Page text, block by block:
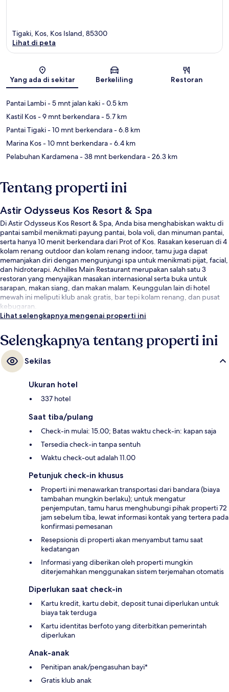
Peta
Tigaki, Kos, Kos Island, 85300
Lihat di peta
Yang ada di sekitar Berkeliling Restoran
Pantai Lambi- 5 mnt jalan kaki- 0.5 km
Kastil Kos- 9 mnt berkendara- 5.7 km
Pantai Tigaki- 10 mnt berkendara- 6.8 km
Marina Kos- 10 mnt berkendara- 6.4 km
Pelabuhan Kardamena- 38 mnt berkendara- 26.3 km
Tentang properti ini
Astir Odysseus Kos Resort & Spa
Di Astir Odysseus Kos Resort & Spa, Anda bisa menghabiskan waktu di
pantai sambil menikmati payung pantai, bola voli, dan minuman pantai,
serta hanya 10 menit berkendara dari Prot of Kos. Rasakan keseruan di 4
kolam renang outdoor dan kolam renang indoor, tamu juga dapat
memanjakan diri dengan mengunjungi spa untuk menikmati pijat, facial,
dan hidroterapi. Achilles Main Restaurant merupakan salah satu 3
restoran yang menyajikan masakan internasional serta buka untuk
sarapan, makan siang, dan makan malam. Keunggulan lain di hotel
mewah ini meliputi klub anak gratis, bar tepi kolam renang, dan pusat
kebugaran.
Lihat selengkapnya mengenai properti ini
Selengkapnya tentang properti ini
Sekilas
Ukuran hotel
337 hotel
Saat tiba/pulang
Check-in mulai: 15.00; Batas waktu check-in: kapan saja
Tersedia check-in tanpa sentuh
Waktu check-out adalah 11.00
Petunjuk check-in khusus
Properti ini menawarkan transportasi dari bandara (biaya
tambahan mungkin berlaku); untuk mengatur
penjemputan, tamu harus menghubungi pihak properti 72
jam sebelum tiba, lewat informasi kontak yang tertera pada
konfirmasi pemesanan
Resepsionis di properti akan menyambut tamu saat
kedatangan
Informasi yang diberikan oleh properti mungkin
diterjemahkan menggunakan sistem terjemahan otomatis
Diperlukan saat check-in
Kartu kredit, kartu debit, deposit tunai diperlukan untuk
biaya tak terduga
Kartu identitas berfoto yang diterbitkan pemerintah
diperlukan
Anak-anak
Penitipan anak/pengasuhan bayi*
Gratis klub anak